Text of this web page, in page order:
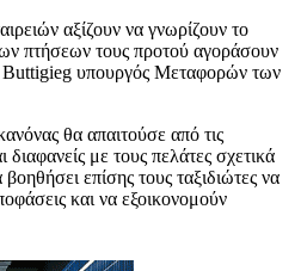
αξίζουν να γνωρίζουν το
πτήσεων τους προτού αγοράσουν
Buttigieg υπουργός Μεταφορών των
θα απαιτούσε από τις
διαφανείς με τους πελάτες σχετικά
επίσης τους ταξιδιώτες να
και να εξοικονομούν